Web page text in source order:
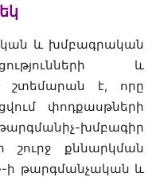
և խմբագրական
և
շտեմարան է, որը
փոդքասթների
խմբագիր
շուրջ քննարկման
ի թարգմանչական և